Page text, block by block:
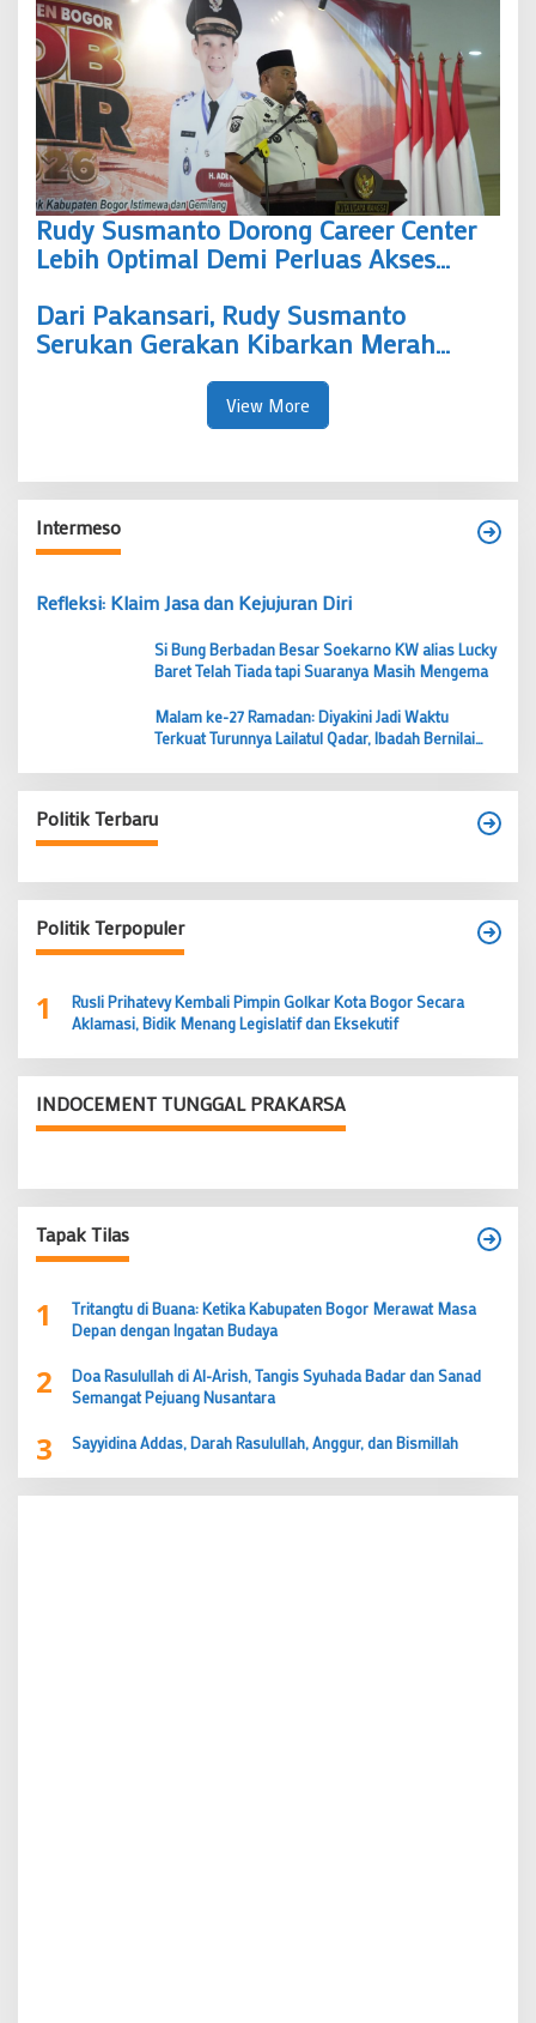
Rudy Susmanto Dorong Career Center
Lebih Optimal Demi Perluas Akses
Dari Pakansari, Rudy Susmanto
Serukan Gerakan Kibarkan Merah
Putih “Menghormati Pahlawan Tak
Sulit, Cukup Pasang Bendera”
View More
Intermeso
Refleksi: Klaim Jasa dan Kejujuran Diri
Si Bung Berbadan Besar Soekarno KW alias Lucky
Baret Telah Tiada tapi Suaranya Masih Mengema
Malam ke-27 Ramadan: Diyakini Jadi Waktu
Terkuat Turunnya Lailatul Qadar, Ibadah Bernilai
Politik Terbaru
Politik Terpopuler
1
Rusli Prihatevy Kembali Pimpin Golkar Kota Bogor Secara
Aklamasi, Bidik Menang Legislatif dan Eksekutif
INDOCEMENT TUNGGAL PRAKARSA
Tapak Tilas
1
Tritangtu di Buana: Ketika Kabupaten Bogor Merawat Masa
Depan dengan Ingatan Budaya
2
Doa Rasulullah di Al-Arish, Tangis Syuhada Badar dan Sanad
Semangat Pejuang Nusantara
3 Sayyidina Addas, Darah Rasulullah, Anggur, dan Bismillah